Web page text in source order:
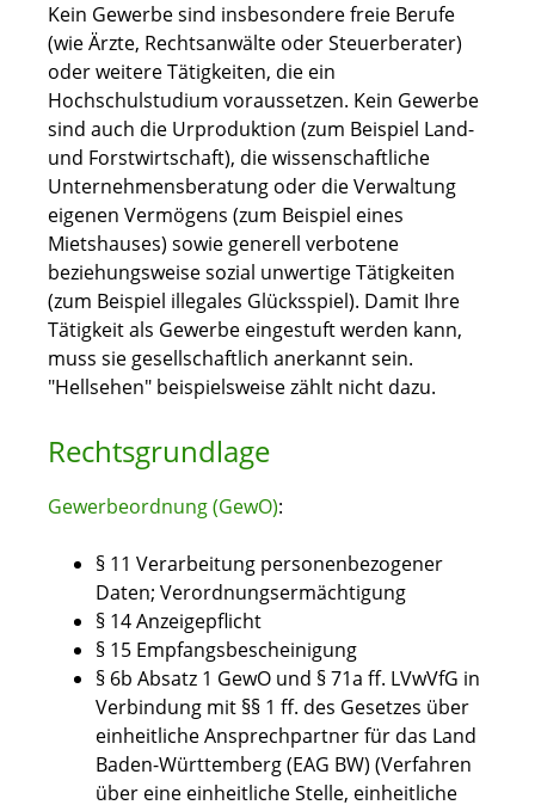
Kein Gewerbe sind insbesondere freie Berufe
(wie Ärzte, Rechtsanwälte oder Steuerberater)
oder weitere Tätigkeiten, die ein
Hochschulstudium voraussetzen. Kein Gewerbe
sind auch die Urproduktion (zum Beispiel Land-
und Forstwirtschaft), die wissenschaftliche
Unternehmensberatung oder die Verwaltung
eigenen Vermögens (zum Beispiel eines
Mietshauses) sowie generell verbotene
beziehungsweise sozial unwertige Tätigkeiten
(zum Beispiel illegales Glücksspiel). Damit Ihre
Tätigkeit als Gewerbe eingestuft werden kann,
muss sie gesellschaftlich anerkannt sein.
"Hellsehen" beispielsweise zählt nicht dazu.
Rechtsgrundlage
Gewerbeordnung (GewO):
§ 11 Verarbeitung personenbezogener
Daten; Verordnungsermächtigung
§ 14 Anzeigepflicht
§ 15 Empfangsbescheinigung
§ 6b Absatz 1 GewO und § 71a ff. LVwVfG in
Verbindung mit §§ 1 ff. des Gesetzes über
einheitliche Ansprechpartner für das Land
Baden-Württemberg (EAG BW) (Verfahren
über eine einheitliche Stelle, einheitliche